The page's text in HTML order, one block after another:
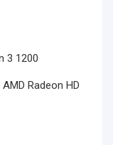
3 1200
Radeon HD